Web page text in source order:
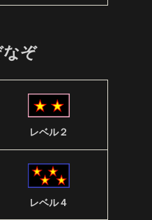
なぞ
レベル２
レベル４